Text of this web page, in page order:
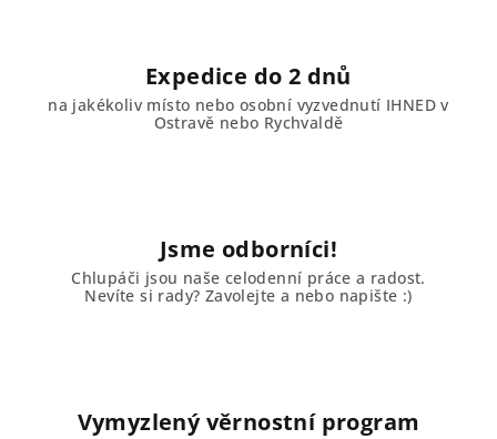
Expedice do 2 dnů
na jakékoliv místo nebo osobní vyzvednutí IHNED v
Ostravě nebo Rychvaldě
Jsme odborníci!
Chlupáči jsou naše celodenní práce a radost.
Nevíte si rady? Zavolejte a nebo napište :)
Vymyzlený věrnostní program